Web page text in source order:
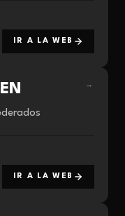
IR A LA WEB
→
IR A LA WEB